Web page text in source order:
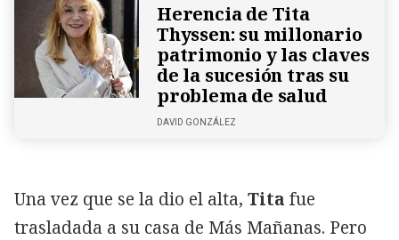
Herencia de Tita
Thyssen: su millonario
patrimonio y las claves
de la sucesión tras su
problema de salud
DAVID GONZÁLEZ
Una vez que se la dio el alta, Tita fue
trasladada a su casa de Más Mañanas. Pero